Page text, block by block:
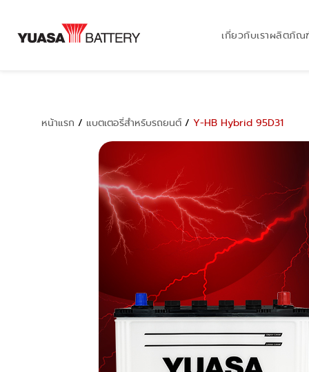
เกี่ยวกับเราผลิตภัณ
หน้าแรก / แบตเตอรี่สำหรับรถยนต์ / Y-HB Hybrid 95D31